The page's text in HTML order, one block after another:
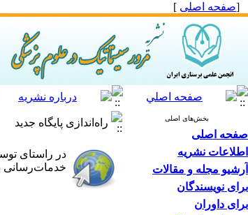
[صفحه اصلی ]
بخش‌های اصلی
صفحه اصلی
اطلاعات نشریه
آرشیو مجله و مقالات
برای نویسندگان
برای داوران
راه‌اندازی پایگاه جدید
در راستای
خدمات‌رسانی